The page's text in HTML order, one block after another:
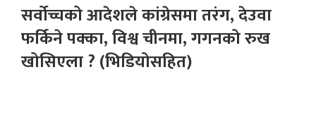
सर्वोच्चको आदेशले कांग्रेसमा तरंग, देउवा
फर्किने पक्का, विश्व चीनमा, गगनको रुख
खोसिएला ? (भिडियोसहित)